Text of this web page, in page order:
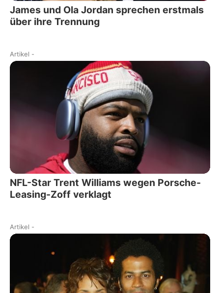
James und Ola Jordan sprechen erstmals
über ihre Trennung
Artikel -
NFL-Star Trent Williams wegen Porsche-
Leasing-Zoff verklagt
Artikel -